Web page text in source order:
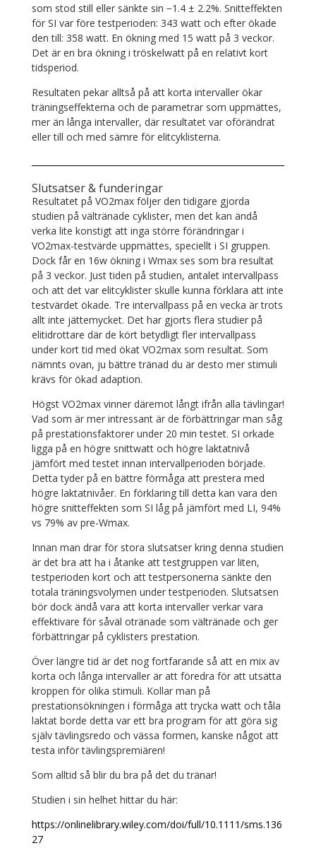
som stod still eller sänkte sin −1.4 ± 2.2%. Snitteffekten
för SI var före testperioden: 343 watt och efter ökade
den till: 358 watt. En ökning med 15 watt på 3 veckor.
Det är en bra ökning i tröskelwatt på en relativt kort
tidsperiod.
Resultaten pekar alltså på att korta intervaller ökar
träningseffekterna och de parametrar som uppmättes,
mer än långa intervaller, där resultatet var oförändrat
eller till och med sämre för elitcyklisterna.
Slutsatser & funderingar
Resultatet på VO2max följer den tidigare gjorda
studien på vältränade cyklister, men det kan ändå
verka lite konstigt att inga större förändringar i
VO2max-testvärde uppmättes, speciellt i SI gruppen.
Dock får en 16w ökning i Wmax ses som bra resultat
på 3 veckor. Just tiden på studien, antalet intervallpass
och att det var elitcyklister skulle kunna förklara att inte
testvärdet ökade. Tre intervallpass på en vecka är trots
allt inte jättemycket. Det har gjorts flera studier på
elitidrottare där de kört betydligt fler intervallpass
under kort tid med ökat VO2max som resultat. Som
nämnts ovan, ju bättre tränad du är desto mer stimuli
krävs för ökad adaption.
Högst VO2max vinner däremot långt ifrån alla tävlingar!
Vad som är mer intressant är de förbättringar man såg
på prestationsfaktorer under 20 min testet. SI orkade
ligga på en högre snittwatt och högre laktatnivå
jämfört med testet innan intervallperioden började.
Detta tyder på en bättre förmåga att prestera med
högre laktatnivåer. En förklaring till detta kan vara den
högre snitteffekten som SI låg på jämfört med LI, 94%
vs 79% av pre-Wmax.
Innan man drar för stora slutsatser kring denna studien
är det bra att ha i åtanke att testgruppen var liten,
testperioden kort och att testpersonerna sänkte den
totala träningsvolymen under testperioden. Slutsatsen
bör dock ändå vara att korta intervaller verkar vara
effektivare för såväl otränade som vältränade och ger
förbättringar på cyklisters prestation.
Över längre tid är det nog fortfarande så att en mix av
korta och långa intervaller är att föredra för att utsätta
kroppen för olika stimuli. Kollar man på
prestationsökningen i förmåga att trycka watt och tåla
laktat borde detta var ett bra program för att göra sig
själv tävlingsredo och vässa formen, kanske något att
testa inför tävlingspremiären!
Som alltid så blir du bra på det du tränar!
Studien i sin helhet hittar du här:
https://onlinelibrary.wiley.com/doi/full/10.1111/sms.136
27